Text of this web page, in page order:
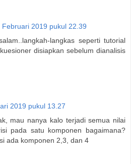
Februari 2019 pukul 22.39
langkas seperti tutorial
disiapkan sebelum dianalisis
2019 pukul 13.27
mau nanya kalo terjadi semua nilai
pada satu komponen bagaimana?
ada komponen 2,3, dan 4